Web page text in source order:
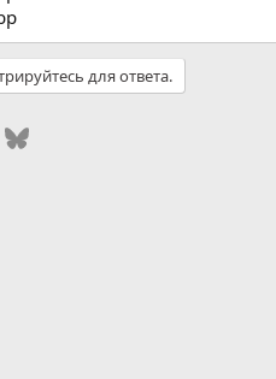
для ответа.
Mail.ruBluesky